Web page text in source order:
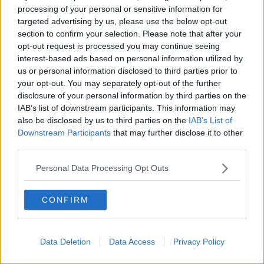
processing of your personal or sensitive information for
targeted advertising by us, please use the below opt-out
section to confirm your selection. Please note that after your
opt-out request is processed you may continue seeing
interest-based ads based on personal information utilized by
us or personal information disclosed to third parties prior to
your opt-out. You may separately opt-out of the further
disclosure of your personal information by third parties on the
IAB’s list of downstream participants. This information may
also be disclosed by us to third parties on the IAB’s List of
Downstream Participants that may further disclose it to other
Personal Data Processing Opt Outs
CONFIRM
Data Deletion Data Access Privacy Policy
Cipro, un ponte dove si mischiano le culture
Una vigilia di Natale per un nuovo Rais
La questione israelo-palestinese ignorata dal G20
Erdogan continua a sfidare l'Occidente
Libano, collasso economico e guerra civile
Johnson, da Trump a Biden alla Brexit
L'AUKUS e il Quad
Biden, primo presidente USA non in guerra
Papa Bergoglio vedrà Viktor Orbán
Bennet, un giorno in attesa di Biden
Il ritorno dei talebani
​La lenta agonia del Libano
Sudafrica, è allarme alimentare
Usa di nuovo al centro della geopolitica internazionale
L’appuntamento di Israele con il cambiamento
La farsa delle elezioni in Siria
In Medioriente non ci sono favole, solo realtà
Biden chiama ma Netanyahu non risponde
La forza di Boris Johnson
Biden nuovo alleato armeno contro la Turchia